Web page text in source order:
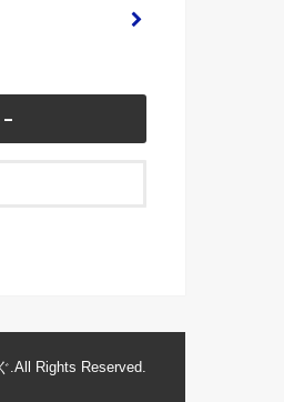
.All Rights Reserved.